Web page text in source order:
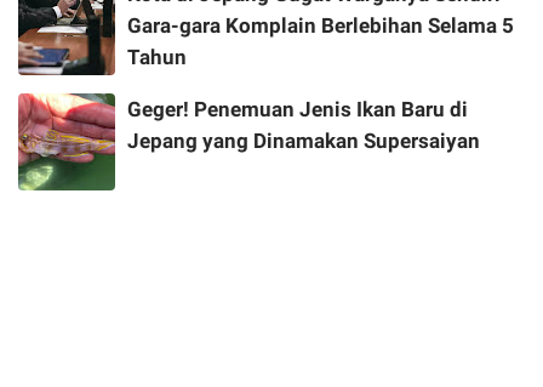
Gara-gara Komplain Berlebihan Selama 5
Tahun
Geger! Penemuan Jenis Ikan Baru di
Jepang yang Dinamakan Supersaiyan